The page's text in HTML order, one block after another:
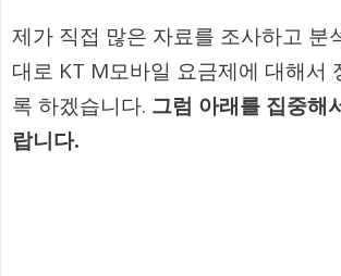
제가 직접 많은 자료를 조사하고 분
대로 KT M모바일 요금제에 대해서
록 하겠습니다. 그럼 아래를 집중해
랍니다.